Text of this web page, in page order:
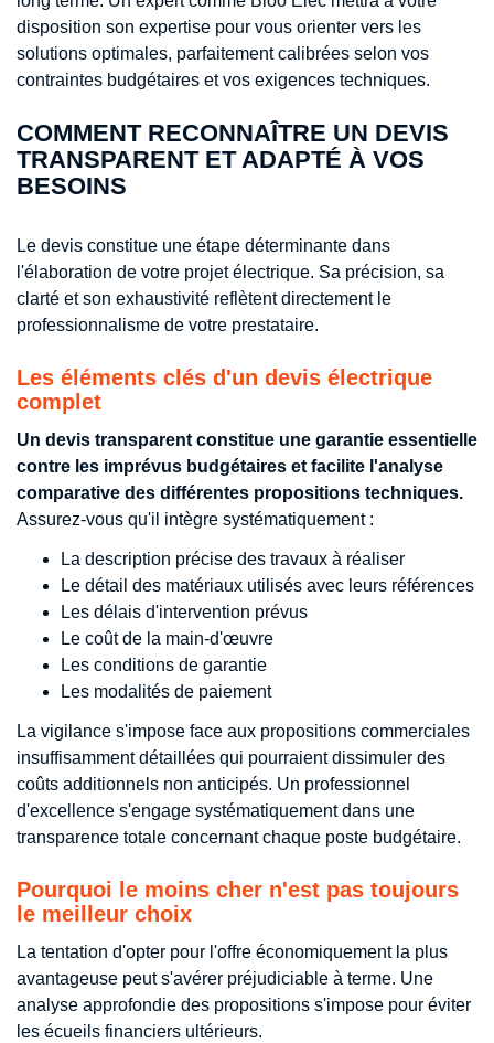
disposition son expertise pour vous orienter vers les
solutions optimales, parfaitement calibrées selon vos
contraintes budgétaires et vos exigences techniques.
COMMENT RECONNAÎTRE UN DEVIS
TRANSPARENT ET ADAPTÉ À VOS
BESOINS
Le devis constitue une étape déterminante dans
l'élaboration de votre projet électrique. Sa précision, sa
clarté et son exhaustivité reflètent directement le
professionnalisme de votre prestataire.
Les éléments clés d'un devis électrique
complet
Un devis transparent constitue une garantie essentielle
contre les imprévus budgétaires et facilite l'analyse
comparative des différentes propositions techniques.
Assurez-vous qu'il intègre systématiquement :
La description précise des travaux à réaliser
Le détail des matériaux utilisés avec leurs références
Les délais d'intervention prévus
Le coût de la main-d'œuvre
Les conditions de garantie
Les modalités de paiement
La vigilance s'impose face aux propositions commerciales
insuffisamment détaillées qui pourraient dissimuler des
coûts additionnels non anticipés. Un professionnel
d'excellence s'engage systématiquement dans une
transparence totale concernant chaque poste budgétaire.
Pourquoi le moins cher n'est pas toujours
le meilleur choix
La tentation d'opter pour l'offre économiquement la plus
avantageuse peut s'avérer préjudiciable à terme. Une
analyse approfondie des propositions s'impose pour éviter
les écueils financiers ultérieurs.